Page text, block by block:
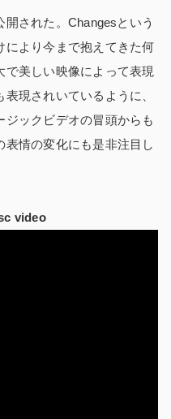
された。Changesという
により今まで抱えてきた何
美しい映像によって表現
現されいているように、
ジックビデオの冒頭からも
情の変化にも是非注目し
video